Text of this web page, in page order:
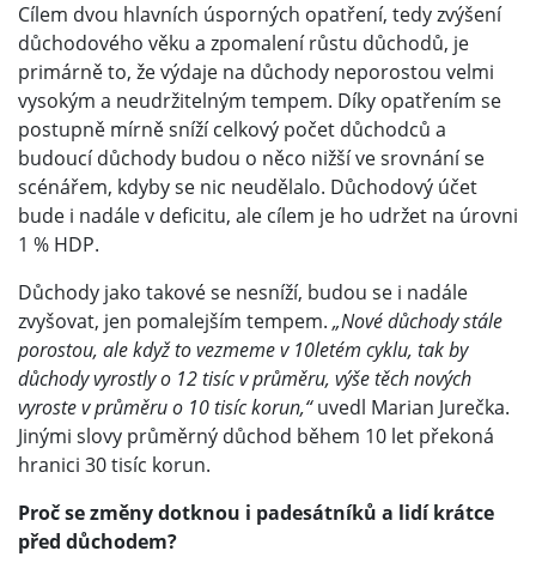
Cílem dvou hlavních úsporných opatření, tedy zvýšení
důchodového věku a zpomalení růstu důchodů, je
primárně to, že výdaje na důchody neporostou velmi
vysokým a neudržitelným tempem. Díky opatřením se
postupně mírně sníží celkový počet důchodců a
budoucí důchody budou o něco nižší ve srovnání se
scénářem, kdyby se nic neudělalo. Důchodový účet
bude i nadále v deficitu, ale cílem je ho udržet na úrovni
1 % HDP.
Důchody jako takové se nesníží, budou se i nadále
zvyšovat, jen pomalejším tempem. „Nové důchody stále
porostou, ale když to vezmeme v 10letém cyklu, tak by
důchody vyrostly o 12 tisíc v průměru, výše těch nových
vyroste v průměru o 10 tisíc korun,“uvedl Marian Jurečka.
Jinými slovy průměrný důchod během 10 let překoná
hranici 30 tisíc korun.
Proč se změny dotknou i padesátníků a lidí krátce
před důchodem?